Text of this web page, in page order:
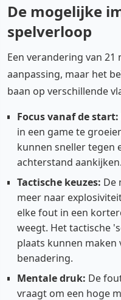
De mogelijke
spelverloop
Een verandering van
aanpassing, maar het
baan op verschillende
Focus vanaf de start:
in een game te
kunnen sneller tegen
achterstand aankijken.
Tactische keuzes: De
meer naar
elke fout in een
weegt. Het tactische
plaats kunnen
benadering.
Mentale druk: De
vraagt om een hoge